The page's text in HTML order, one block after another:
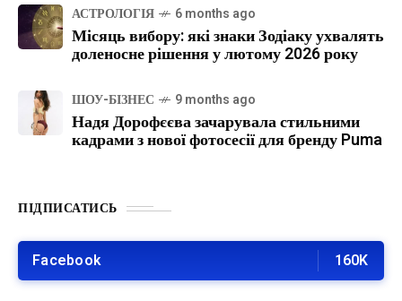
АСТРОЛОГІЯ 6 months ago
Місяць вибору: які знаки Зодіаку ухвалять
доленосне рішення у лютому 2026 року
ШОУ-БІЗНЕС 9 months ago
Надя Дорофєєва зачарувала стильними
кадрами з нової фотосесії для бренду Puma
ПІДПИСАТИСЬ
Facebook 160K